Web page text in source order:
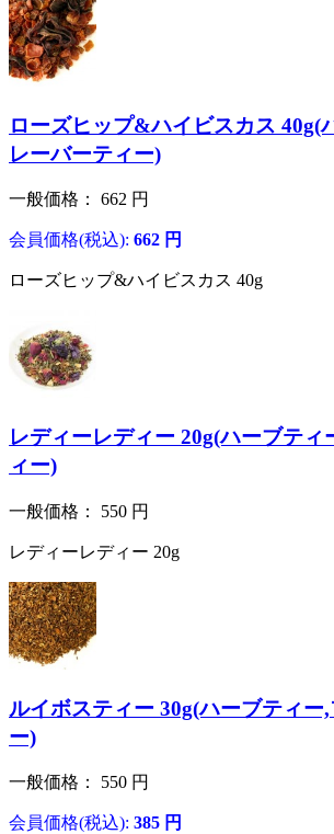
ローズヒップ&ハイビスカス 40g(
レーバーティー)
一般価格： 662 円
会員価格(税込): 662 円
ローズヒップ&ハイビスカス 40g
レディーレディー 20g(ハーブティ
ィー)
一般価格： 550 円
レディーレディー 20g
ルイボスティー 30g(ハーブティー
ー)
一般価格： 550 円
会員価格(税込): 385 円